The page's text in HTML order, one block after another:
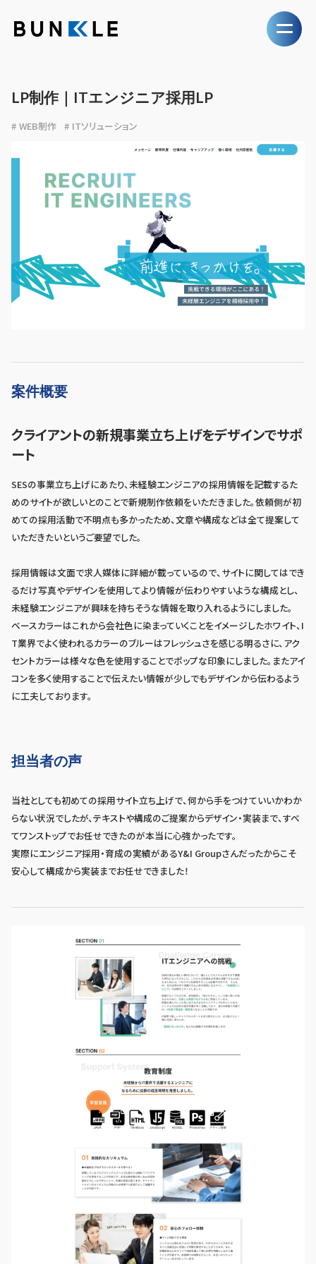
LP制作｜ITエンジニア採用LP
WEB制作 ITソリューション
案件概要
クライアントの新規事業立ち上げをデザインでサポ
ート
SESの事業立ち上げにあたり、未経験エンジニアの採用情報を記載するた
めのサイトが欲しいとのことで新規制作依頼をいただきました。依頼側が初
めての採用活動で不明点も多かったため、文章や構成などは全て提案して
いただきたいというご要望でした。
採用情報は文面で求人媒体に詳細が載っているので、サイトに関してはでき
るだけ写真やデザインを使用してより情報が伝わりやすいような構成とし、
未経験エンジニアが興味を持ちそうな情報を取り入れるようにしました。
ベースカラーはこれから会社色に染まっていくことをイメージしたホワイト、I
T業界でよく使われるカラーのブルーはフレッシュさを感じる明るさに、アク
セントカラーは様々な色を使用することでポップな印象にしました。またアイ
コンを多く使用することで伝えたい情報が少しでもデザインから伝わるよう
に工夫しております。
担当者の声
当社としても初めての採用サイト立ち上げで、何から手をつけていいかわか
らない状況でしたが、テキストや構成のご提案からデザイン・実装まで、すべ
てワンストップでお任せできたのが本当に心強かったです。
実際にエンジニア採用・育成の実績があるY&I Groupさんだったからこそ
安心して構成から実装までお任せできました！